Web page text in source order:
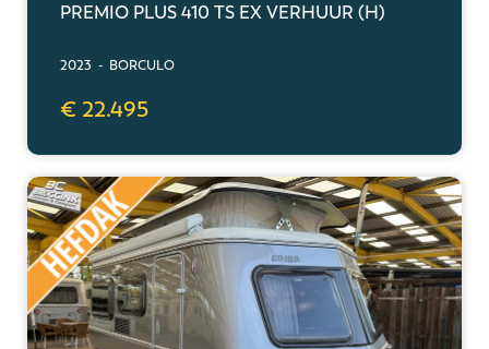
PREMIO PLUS 410 TS EX VERHUUR (H)
2023 - BORCULO
€ 22.495